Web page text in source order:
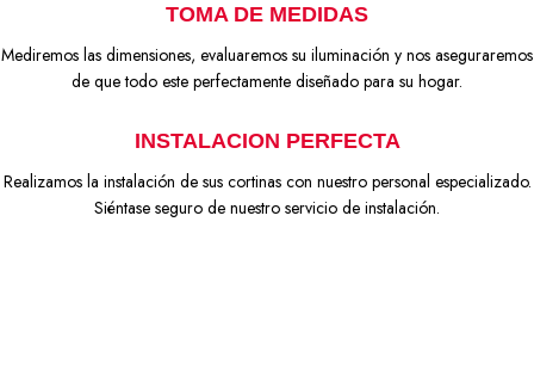
TOMA DE MEDIDAS
Mediremos las dimensiones, evaluaremos su iluminación y nos aseguraremos
de que todo este perfectamente diseñado para su hogar.
INSTALACION PERFECTA
Realizamos la instalación de sus cortinas con nuestro personal especializado.
Siéntase seguro de nuestro servicio de instalación.